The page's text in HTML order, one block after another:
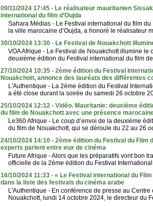
09/11/2024 17:45 - Le réalisateur mauritanien
international du film d’Oujda
Sahara Médias - Le Festival international du film
la ville marocaine d’Oujda, a honoré le réalisateur
30/10/2024 13:30 - Le Festival de Nouakchott
VOA Afrique - Le Festival de Nouakchott illumine le
deuxième édition du Festival international du film
27/10/2024 10:35 - 2ème édition du Festival
Nouakchott, annonce des lauréats des différentes
L'Authentique - La 2ème édition du Festival
a été close durant la soirée du samedi 26 octobre
25/10/2024 12:12 - Vidéo. Mauritanie: deuxième
du film de Nouakchott avec une présence
Le360 Afrique - Le coup d’envoi de la deuxième
du film de Nouakchott, qui se déroule du 22 au 26
24/10/2024 14:10 - 2ème édition du Festival du Film
experts parlent entre eux de cinéma
Future Afrique - Alors que les préparatifs vont bon
officielle de la 2ème édition du Festival
16/10/2024 11:33 - « Le Festival international du
dans la liste des festivals du cinéma arabe
L'Authentique - En conférence de presse au
Nouakchott, lundi 14 octobre 2024, le directeur du